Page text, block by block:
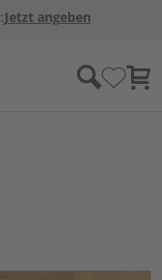
Jetzt angeben